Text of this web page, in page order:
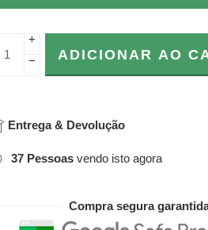
+
−
ADICIONAR AO
Entrega & Devolução
37 Pessoas vendo isto agora
Compra segura